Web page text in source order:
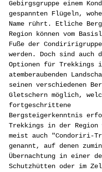
Gebirgsgruppe einem
gespannten Flügeln,
Name rührt. Etliche
Region können vom
Fuße der
werden. Doch sind auch
Optionen für Trekkings
atemberaubenden
seinen verschiedenen
Gletschern möglich,
fortgeschrittene
Bergsteigerkenntnis
Trekkings in der Region
meist auch "Condoriri-
genannt, auf denen
Übernachtung in einer
Schutzhütten oder im